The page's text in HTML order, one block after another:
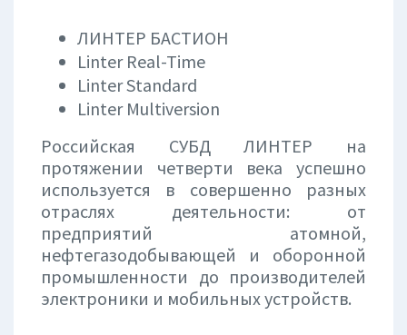
ЛИНТЕР БАСТИОН
Linter Real-Time
Linter Standard
Linter Multiversion
Российская СУБД ЛИНТЕР на
протяжении четверти века успешно
используется в совершенно разных
отраслях деятельности: от
предприятий атомной,
нефтегазодобывающей и оборонной
промышленности до производителей
электроники и мобильных устройств.